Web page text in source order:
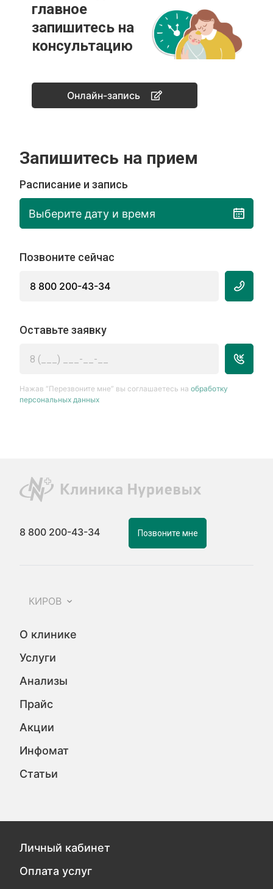
главное
запишитесь на
консультацию
Онлайн-запись
Запишитесь на прием
Расписание и запись
Выберите дату и время
Позвоните сейчас
8 800 200-43-34
Оставьте заявку
Нажав “Перезвоните мне” вы соглашаетесь наобработку
персональных данных
8 800 200-43-34 Позвоните мне
КИРОВ
О клинике
Услуги
Анализы
Прайс
Акции
Инфомат
Статьи
Личный кабинет
Оплата услуг